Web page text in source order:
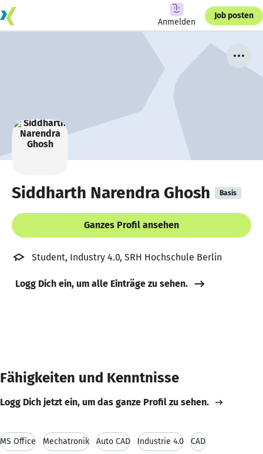
Anmelden
Job posten
Siddharth Narendra Ghosh Basis
Ganzes Profil ansehen
Student, Industry 4.0, SRH Hochschule Berlin
Logg Dich ein, um alle Einträge zu sehen.
Fähigkeiten und Kenntnisse
Logg Dich jetzt ein, um das ganze Profil zu sehen.
MS Office Mechatronik Auto CAD Industrie 4.0 CAD